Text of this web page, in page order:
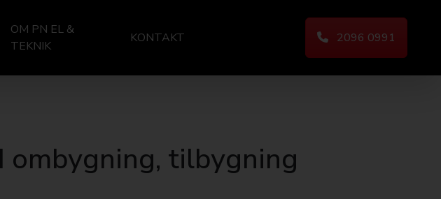
OM PN EL &
TEKNIK
KONTAKT 2096 0991
tilbygning